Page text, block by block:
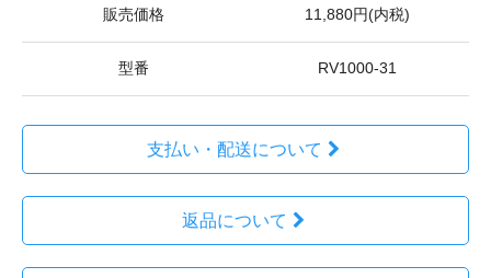
販売価格 11,880円(内税)
型番 RV1000-31
支払い・配送について
返品について